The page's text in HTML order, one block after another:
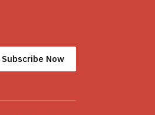
Subscribe Now